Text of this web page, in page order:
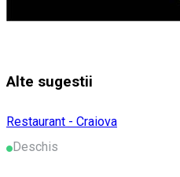
Alte sugestii
Restaurant - Craiova
Deschis